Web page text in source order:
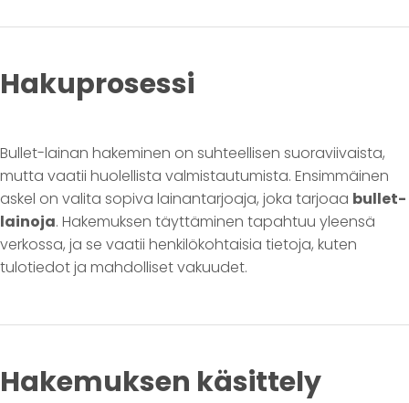
Hakuprosessi
Bullet-lainan hakeminen on suhteellisen suoraviivaista,
mutta vaatii huolellista valmistautumista. Ensimmäinen
askel on valita sopiva lainantarjoaja, joka tarjoaa bullet-
lainoja. Hakemuksen täyttäminen tapahtuu yleensä
verkossa, ja se vaatii henkilökohtaisia tietoja, kuten
tulotiedot ja mahdolliset vakuudet.
Hakemuksen käsittely